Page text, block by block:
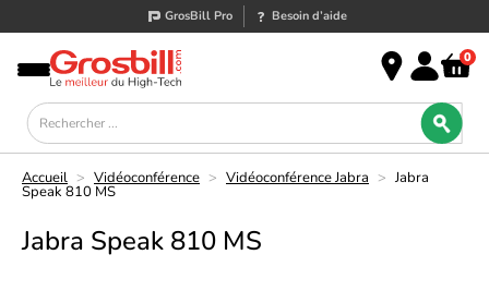
GrosBill Pro Besoin d’aide
0
Accueil > Vidéoconférence > Vidéoconférence Jabra > Jabra
Speak 810 MS
Jabra Speak 810 MS